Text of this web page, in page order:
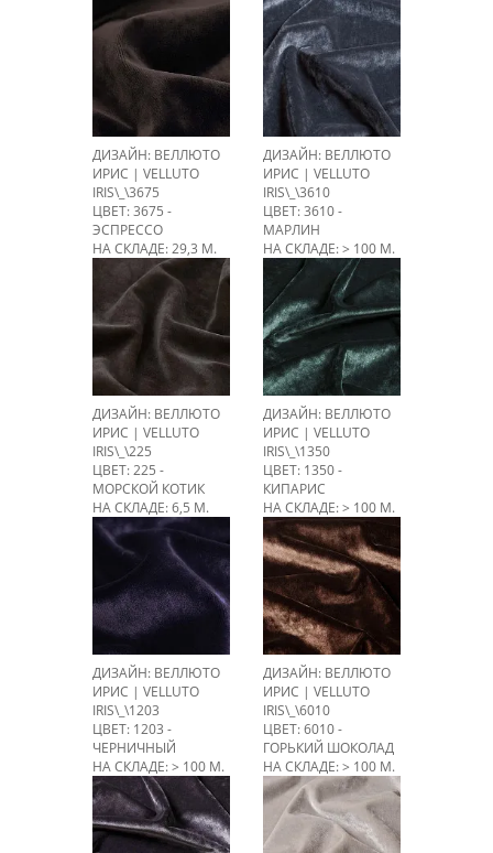
ДИЗАЙН: ВЕЛЛЮТО
ИРИС | VELLUTO
IRIS\_\3675
ЦВЕТ: 3675 -
ЭСПРЕССО
НА СКЛАДЕ: 29,3 М.
ДИЗАЙН: ВЕЛЛЮТО
ИРИС | VELLUTO
IRIS\_\3610
ЦВЕТ: 3610 -
МАРЛИН
НА СКЛАДЕ: > 100 М.
ДИЗАЙН: ВЕЛЛЮТО
ИРИС | VELLUTO
IRIS\_\225
ЦВЕТ: 225 -
МОРСКОЙ КОТИК
НА СКЛАДЕ: 6,5 М.
ДИЗАЙН: ВЕЛЛЮТО
ИРИС | VELLUTO
IRIS\_\1350
ЦВЕТ: 1350 -
КИПАРИС
НА СКЛАДЕ: > 100 М.
ДИЗАЙН: ВЕЛЛЮТО
ИРИС | VELLUTO
IRIS\_\1203
ЦВЕТ: 1203 -
ЧЕРНИЧНЫЙ
НА СКЛАДЕ: > 100 М.
ДИЗАЙН: ВЕЛЛЮТО
ИРИС | VELLUTO
IRIS\_\6010
ЦВЕТ: 6010 -
ГОРЬКИЙ ШОКОЛАД
НА СКЛАДЕ: > 100 М.